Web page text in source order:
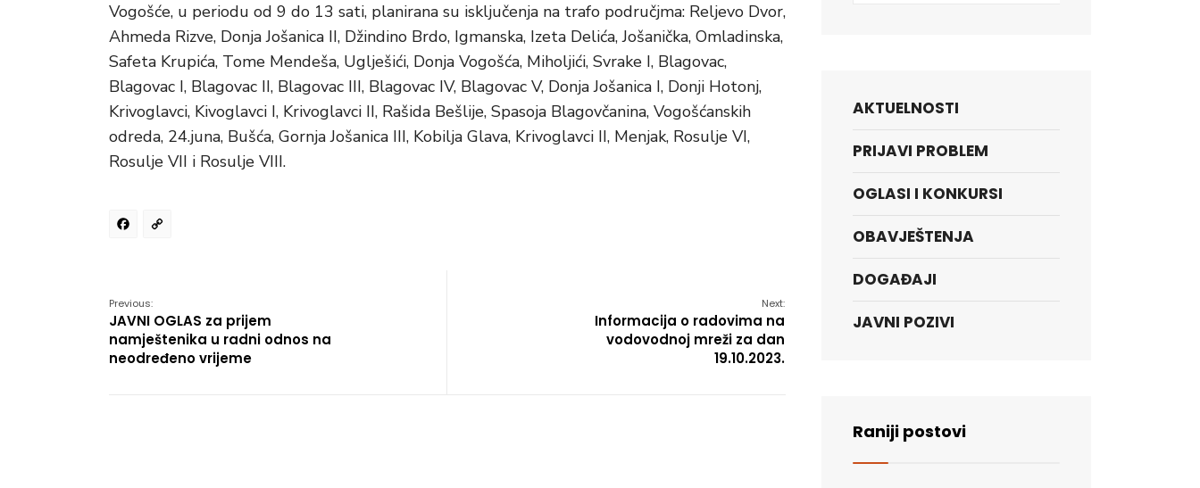
Vogošće, u periodu od 9 do 13 sati, planirana su isključenja na trafo područjma: Reljevo Dvor,
Ahmeda Rizve, Donja Jošanica II, Džindino Brdo, Igmanska, Izeta Delića, Jošanička, Omladinska,
Safeta Krupića, Tome Mendeša, Uglješići, Donja Vogošća, Miholjići, Svrake I, Blagovac,
Blagovac I, Blagovac II, Blagovac III, Blagovac IV, Blagovac V, Donja Jošanica I, Donji Hotonj,
Krivoglavci, Kivoglavci I, Krivoglavci II, Rašida Bešlije, Spasoja Blagovčanina, Vogošćanskih
odreda, 24.juna, Bušća, Gornja Jošanica III, Kobilja Glava, Krivoglavci II, Menjak, Rosulje VI,
Rosulje VII i Rosulje VIII.
Facebook
Previous:
JAVNI OGLAS za prijem
namještenika u radni odnos na
neodređeno vrijeme
Next:
Informacija o radovima na
vodovodnoj mreži za dan
19.10.2023.
AKTUELNOSTI
PRIJAVI PROBLEM
OGLASI I KONKURSI
OBAVJEŠTENJA
DOGAĐAJI
JAVNI POZIVI
Raniji postovi